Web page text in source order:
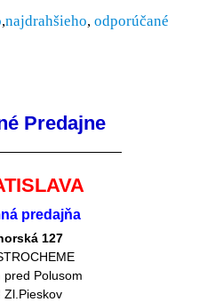
,najdrahšieho, odporúčané
Predajne
predajňa
127
pred Polusom
Zl.Pieskov